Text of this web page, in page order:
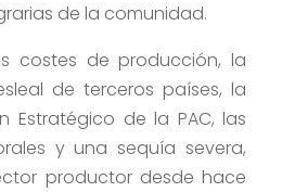
de la comunidad.
costes de producción, la
de terceros países, la
Estratégico de la PAC, las
y una sequía severa,
productor desde hace